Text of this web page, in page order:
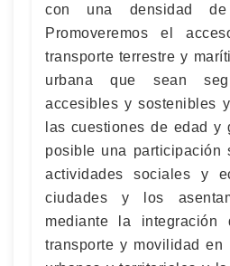
con una densidad
Promoveremos el
transporte terrestre y
urbana que sean
accesibles y sostenibles
las cuestiones de edad y
posible una participación
actividades sociales y
ciudades y los
mediante la
transporte y movilidad en